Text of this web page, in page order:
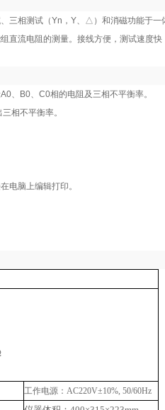
三相测试（Yn ， Y 、△）和消磁功能于一
直流电阻的测量。接线方便，测试速度快
A0 B0 C0相的电阻及三相不平衡率。
相不平衡率。
电脑上编辑打印。
工作电源： AC220V±10% , 50/60Hz